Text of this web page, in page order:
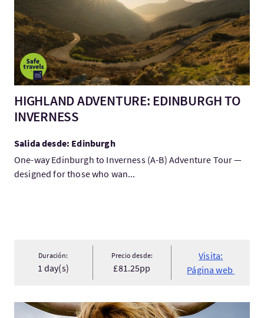
HIGHLAND ADVENTURE: EDINBURGH TO
INVERNESS
Salida desde: Edinburgh
One-way Edinburgh to Inverness (A-B) Adventure Tour —
designed for those who wan...
Duración:
1 day(s)
Precio desde:
£81.25pp
Visita:
Página web
Visita:Viaje Escocia Esencial - Con Edina Tours en español